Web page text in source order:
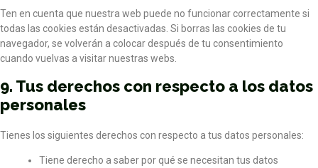
Ten en cuenta que nuestra web puede no funcionar correctamente si
todas las cookies están desactivadas. Si borras las cookies de tu
navegador, se volverán a colocar después de tu consentimiento
cuando vuelvas a visitar nuestras webs.
9. Tus derechos con respecto a los datos
personales
Tienes los siguientes derechos con respecto a tus datos personales:
Tiene derecho a saber por qué se necesitan tus datos